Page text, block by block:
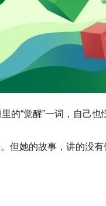
“觉醒”一词，自己也
但她的故事，讲的没有